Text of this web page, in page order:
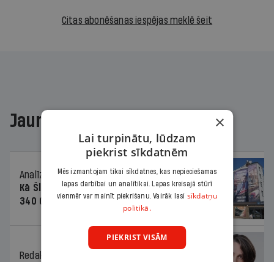
Citas abonēšanas iespējas meklē šeit
Jaunākajā žurnālā
Analīze
06.08.2026.
Kā Šlesera partija palika nesodīta par
340 000 vērtu reklāmas kampaņu
Redaktores sleja
×
Lai turpinātu, lūdzam
piekrist sīkdatnēm
Mēs izmantojam tikai sīkdatnes, kas nepieciešamas
lapas darbībai un analītikai. Lapas kreisajā stūrī
vienmēr var mainīt piekrišanu. Vairāk lasi sīkdatņu
politikā.
PIEKRIST VISĀM